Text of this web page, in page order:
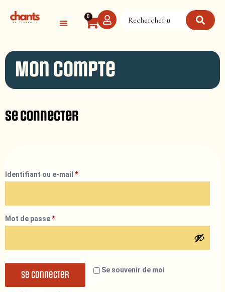
0
Mon compte
Se connecter
Identifiant ou e-mail *
Mot de passe*
Se souvenir de moi
Se connecter